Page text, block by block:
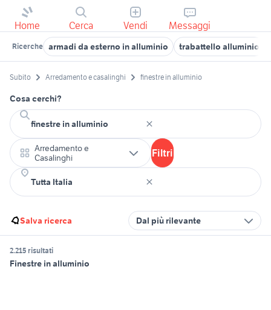
Home Cerca Vendi Messaggi
Ricerche armadi da esterno in alluminio trabattello alluminio
Subito Arredamento e casalinghi finestre in alluminio
Cosa cerchi?
Arredamento e
Casalinghi
Filtri
Salva ricerca Dal più rilevante
2.215 risultati
Finestre in alluminio